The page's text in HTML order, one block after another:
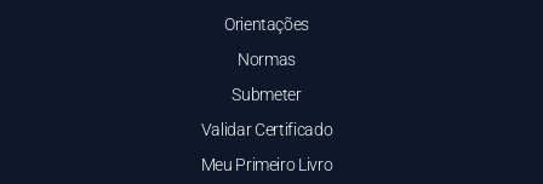
Orientações
Normas
Submeter
Validar Certificado
Meu Primeiro Livro